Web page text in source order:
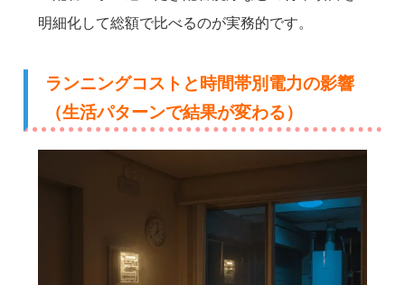
明細化して総額で比べるのが実務的です。
ランニングコストと時間帯別電力の影響
（生活パターンで結果が変わる）